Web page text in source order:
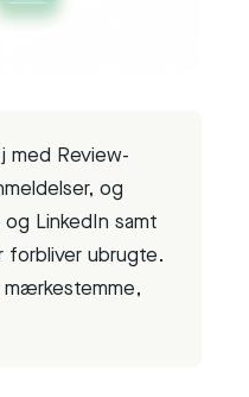
med Review-
og
LinkedIn samt
forbliver ubrugte.
mærkestemme,